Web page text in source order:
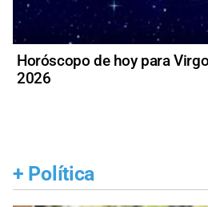
Horóscopo de hoy para
2026
+ Política